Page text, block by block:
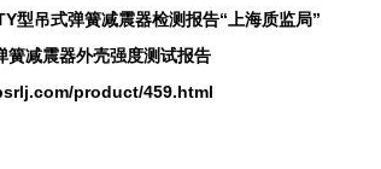
型吊式弹簧减震器检测报告“上海质监局”
簧减震器外壳强度测试报告
product/459.html